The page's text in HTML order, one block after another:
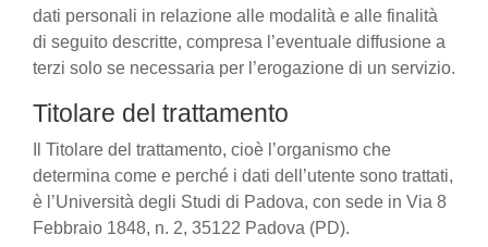
dati personali in relazione alle modalità e alle finalità
di seguito descritte, compresa l’eventuale diffusione a
terzi solo se necessaria per l’erogazione di un servizio.
Titolare del trattamento
Il Titolare del trattamento, cioè l’organismo che
determina come e perché i dati dell’utente sono trattati,
è l’Università degli Studi di Padova, con sede in Via 8
Febbraio 1848, n. 2, 35122 Padova (PD).